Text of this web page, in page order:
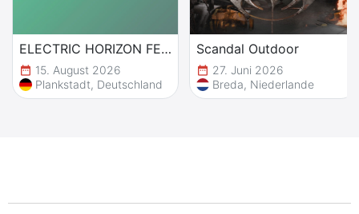
ELECTRIC HORIZON FESTIVAL
date_range 15. August 2026
Plankstadt, Deutschland
Scandal Outdoor
date_range 27. Juni 2026
Breda, Niederlande